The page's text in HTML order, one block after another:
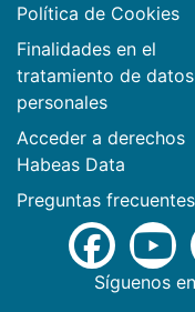
Política de Cookies
Finalidades en el
tratamiento de datos
personales
Acceder a derechos
Habeas Data
Preguntas frecuentes
Síguenos